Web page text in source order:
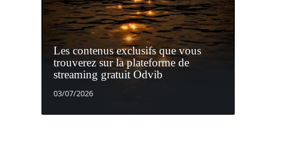
Les contenus exclusifs que vous
trouverez sur la plateforme de
streaming gratuit Odvib
03/07/2026